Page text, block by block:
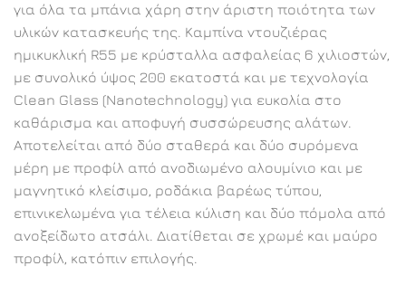
για όλα τα μπάνια χάρη στην άριστη ποιότητα των
υλικών κατασκευής της. Καμπίνα ντουζιέρας
ημικυκλική R55 με κρύσταλλα ασφαλείας 6 χιλιοστών,
με συνολικό ύψος 200 εκατοστά και με τεχνολογία
Clean Glass (Nanotechnology) για ευκολία στο
καθάρισμα και αποφυγή συσσώρευσης αλάτων.
Αποτελείται από δύο σταθερά και δύο συρόμενα
μέρη με προφίλ από ανοδιωμένο αλουμίνιο και με
μαγνητικό κλείσιμο, ροδάκια βαρέως τύπου,
επινικελωμένα για τέλεια κύλιση και δύο πόμολα από
ανοξείδωτο ατσάλι. Διατίθεται σε χρωμέ και μαύρο
προφίλ, κατόπιν επιλογής.